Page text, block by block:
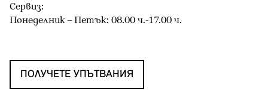
Сервиз:
Понеделник – Петък: 08.00 ч.-17.00 ч.
ПОЛУЧЕТЕ УПЪТВАНИЯ